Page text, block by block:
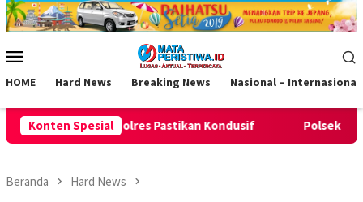
Loncat
ke
Mobile
HOME Hard News Breaking News Nasional – Internasional
Konten Spesial
Kondusif Polsek Cisaga Aktif Sambangi Warga,
Beranda Hard News